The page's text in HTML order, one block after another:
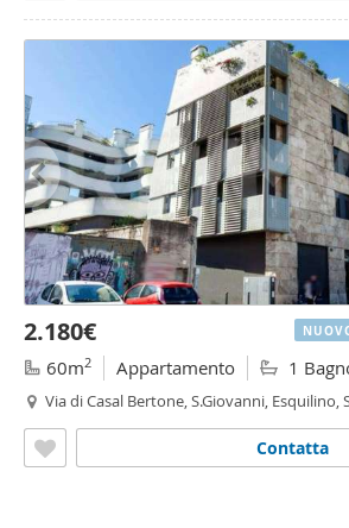
2.180€
60m2 Appartamento 1
Via di Casal Bertone, S.Giovanni, Esquilino,
Contatta